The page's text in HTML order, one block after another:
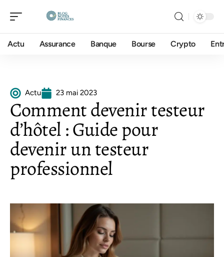
Actu Assurance Banque Bourse Crypto
Actu 23 mai 2023
Comment devenir testeur
d’hôtel : Guide pour
devenir un testeur
professionnel